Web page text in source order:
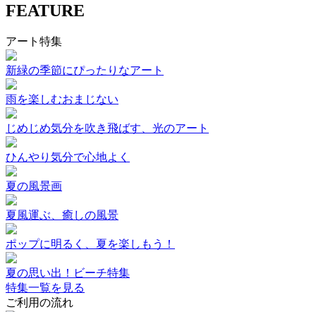
FEATURE
アート特集
新緑の季節にぴったりなアート
雨を楽しむおまじない
じめじめ気分を吹き飛ばす、光のアート
ひんやり気分で心地よく
夏の風景画
夏風運ぶ、癒しの風景
ポップに明るく、夏を楽しもう！
夏の思い出！ビーチ特集
特集一覧を見る
ご利用の流れ